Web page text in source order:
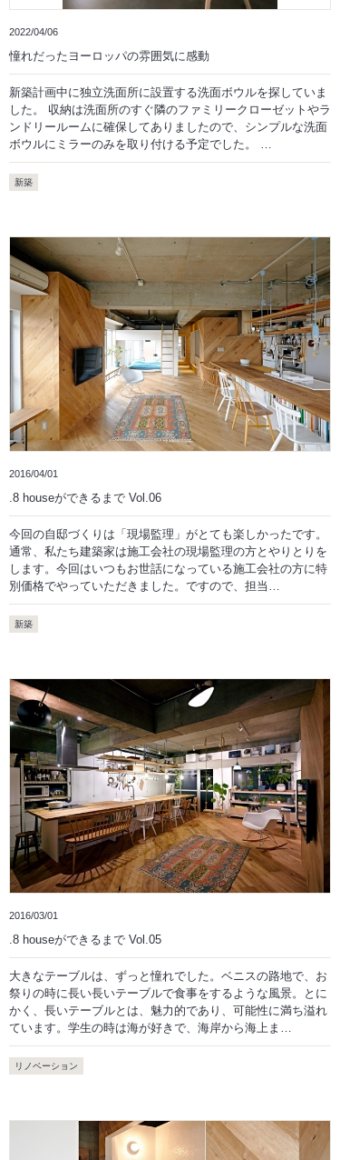
2022/04/06
憧れだったヨーロッパの雰囲気に感動
新築計画中に独立洗面所に設置する洗面ボウルを探していま
した。 収納は洗面所のすぐ隣のファミリークローゼットやラ
ンドリールームに確保してありましたので、シンプルな洗面
ボウルにミラーのみを取り付ける予定でした。 …
新築
2016/04/01
.8 houseができるまで Vol.06
今回の自邸づくりは「現場監理」がとても楽しかったです。
通常、私たち建築家は施工会社の現場監理の方とやりとりを
します。今回はいつもお世話になっている施工会社の方に特
別価格でやっていただきました。ですので、担当…
新築
2016/03/01
.8 houseができるまで Vol.05
大きなテーブルは、ずっと憧れでした。ベニスの路地で、お
祭りの時に長い長いテーブルで食事をするような風景。とに
かく、長いテーブルとは、魅力的であり、可能性に満ち溢れ
ています。学生の時は海が好きで、海岸から海上ま…
リノベーション